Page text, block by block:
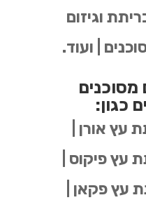
וגיזום
| ועוד.
מסוכנים
כגון:
עץ אורן |
עץ פיקוס |
עץ פקאן |